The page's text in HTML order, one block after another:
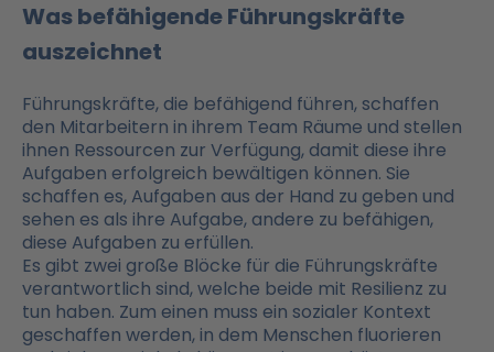
Was befähigende Führungskräfte
auszeichnet
Führungskräfte, die befähigend führen, schaffen
den Mitarbeitern in ihrem Team Räume und stellen
ihnen Ressourcen zur Verfügung, damit diese ihre
Aufgaben erfolgreich bewältigen können. Sie
schaffen es, Aufgaben aus der Hand zu geben und
sehen es als ihre Aufgabe, andere zu befähigen,
diese Aufgaben zu erfüllen.
Es gibt zwei große Blöcke für die Führungskräfte
verantwortlich sind, welche beide mit Resilienz zu
tun haben. Zum einen muss ein sozialer Kontext
geschaffen werden, in dem Menschen fluorieren